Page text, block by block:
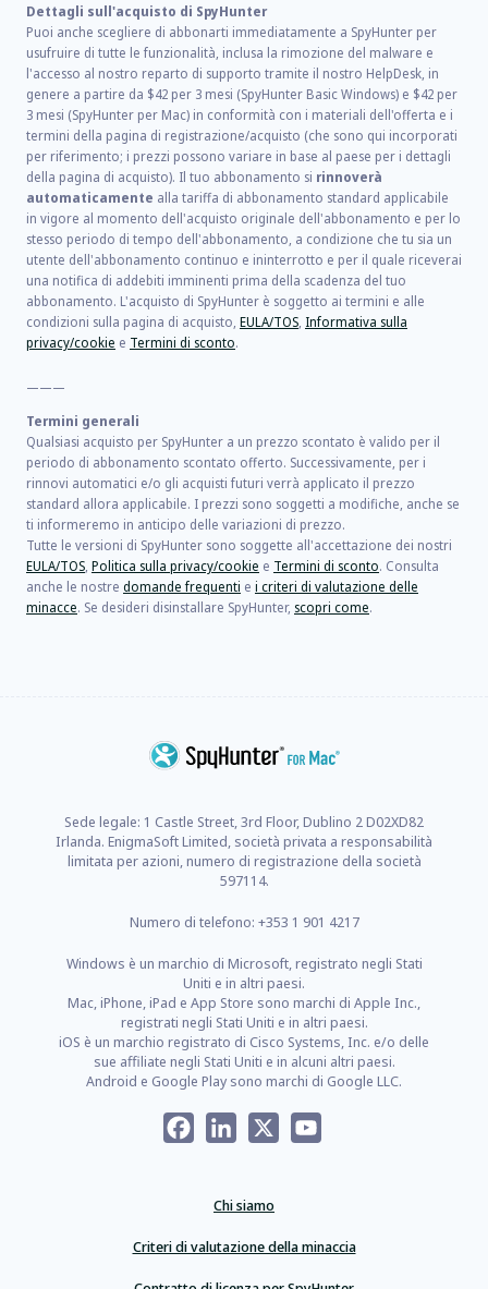
Dettagli sull'acquisto di SpyHunter
Puoi anche scegliere di abbonarti immediatamente a SpyHunter per
usufruire di tutte le funzionalità, inclusa la rimozione del malware e
l'accesso al nostro reparto di supporto tramite il nostro HelpDesk, in
genere a partire da $42 per 3 mesi (SpyHunter Basic Windows) e $42 per
3 mesi (SpyHunter per Mac) in conformità con i materiali dell'offerta e i
termini della pagina di registrazione/acquisto (che sono qui incorporati
per riferimento; i prezzi possono variare in base al paese per i dettagli
della pagina di acquisto). Il tuo abbonamento si rinnoverà
automaticamente alla tariffa di abbonamento standard applicabile
in vigore al momento dell'acquisto originale dell'abbonamento e per lo
stesso periodo di tempo dell'abbonamento, a condizione che tu sia un
utente dell'abbonamento continuo e ininterrotto e per il quale riceverai
una notifica di addebiti imminenti prima della scadenza del tuo
abbonamento. L'acquisto di SpyHunter è soggetto ai termini e alle
condizioni sulla pagina di acquisto, EULA/TOS, Informativa sulla
privacy/cookie e Termini di sconto.
———
Termini generali
Qualsiasi acquisto per SpyHunter a un prezzo scontato è valido per il
periodo di abbonamento scontato offerto. Successivamente, per i
rinnovi automatici e/o gli acquisti futuri verrà applicato il prezzo
standard allora applicabile. I prezzi sono soggetti a modifiche, anche se
ti informeremo in anticipo delle variazioni di prezzo.
Tutte le versioni di SpyHunter sono soggette all'accettazione dei nostri
EULA/TOS, Politica sulla privacy/cookie e Termini di sconto. Consulta
anche le nostre domande frequenti e i criteri di valutazione delle
minacce. Se desideri disinstallare SpyHunter, scopri come.
Sede legale: 1 Castle Street, 3rd Floor, Dublino 2 D02XD82
Irlanda. EnigmaSoft Limited, società privata a responsabilità
limitata per azioni, numero di registrazione della società
597114.
Numero di telefono: +353 1 901 4217
Windows è un marchio di Microsoft, registrato negli Stati
Uniti e in altri paesi.
Mac, iPhone, iPad e App Store sono marchi di Apple Inc.,
registrati negli Stati Uniti e in altri paesi.
iOS è un marchio registrato di Cisco Systems, Inc. e/o delle
sue affiliate negli Stati Uniti e in alcuni altri paesi.
Android e Google Play sono marchi di Google LLC.
FacebookLinkedIn
Chi siamo
Criteri di valutazione della minaccia